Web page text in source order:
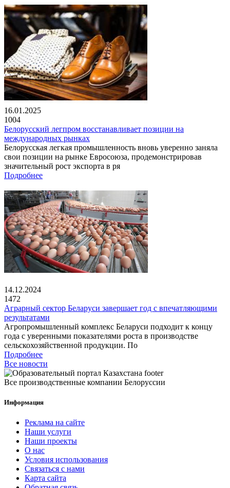
16.01.2025
1004
Белорусский легпром восстанавливает позиции на
международных рынках
Белорусская легкая промышленность вновь уверенно заняла
свои позиции на рынке Евросоюза, продемонстрировав
значительный рост экспорта в ря
Подробнее
14.12.2024
1472
Аграрный сектор Беларуси завершает год с впечатляющими
результатами
Агропромышленный комплекс Беларуси подходит к концу
года с уверенными показателями роста в производстве
сельскохозяйственной продукции. По
Подробнее
Все новости
Все производственные компании Белоруссии
Информация
Реклама на сайте
Наши услуги
Наши проекты
О нас
Условия использования
Связаться с нами
Карта сайта